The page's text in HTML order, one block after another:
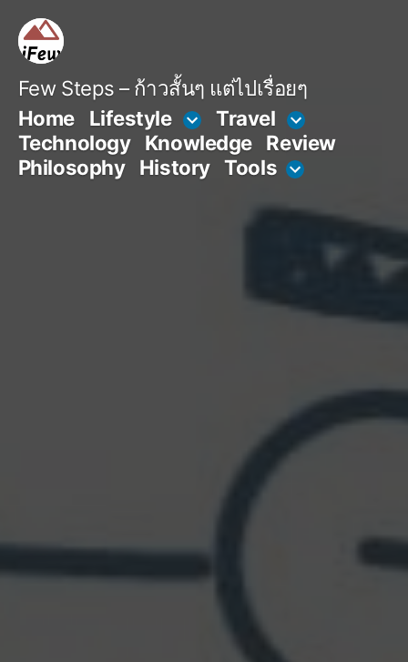
content
Few Steps – ก้าวสั้นๆ แต่ไปเรื่อยๆ
Home
Lifestyle
Travel
Technology
Knowledge Review
Philosophy
History Tools